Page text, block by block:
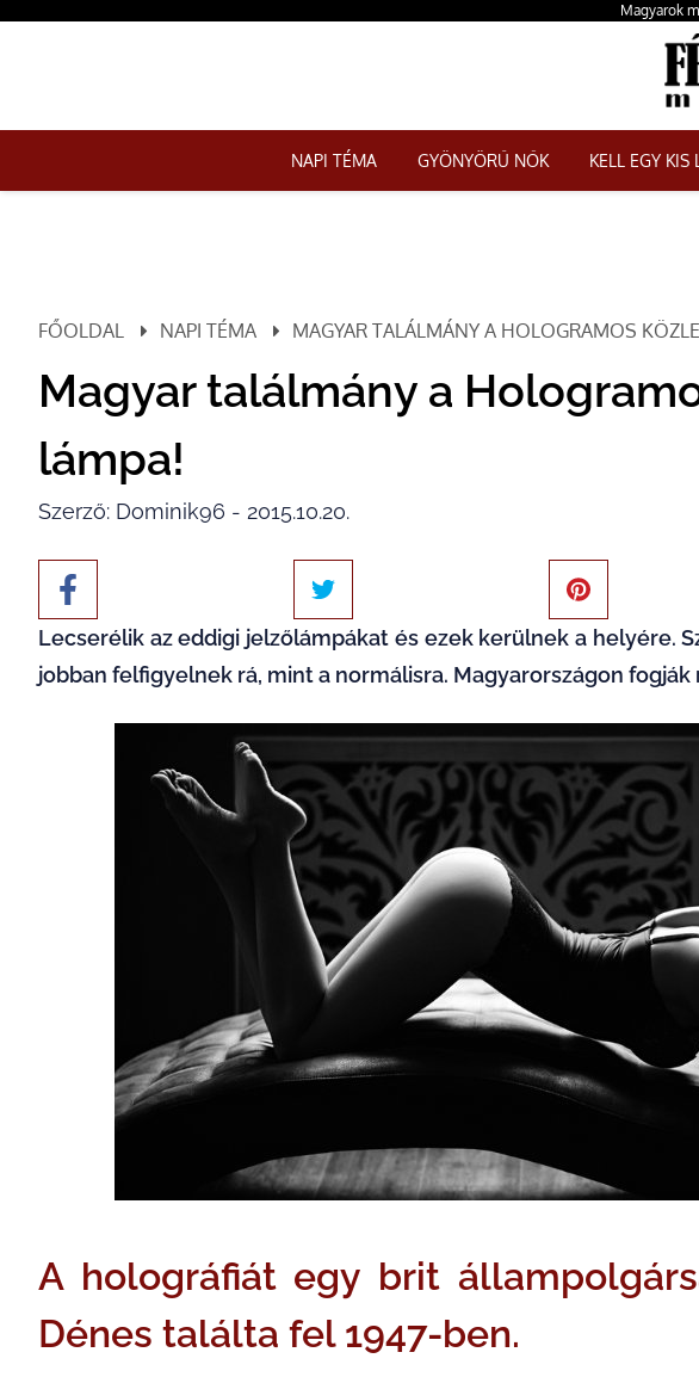
Magyarok
NAPI TÉMA GYÖNYÖRŰ NŐK KELL EGY KIS
FŐOLDAL NAPI TÉMA MAGYAR TALÁLMÁNY A HOLOGRAMOS
Magyar találmány a
lámpa!
Szerző: Dominik96 - 2015.10.20.
Lecserélik az eddigi jelzőlámpákat és ezek kerülnek a helyére.
jobban felfigyelnek rá, mint a normálisra. Magyarországon
A holográfiát egy brit
Dénes találta fel 1947-ben.